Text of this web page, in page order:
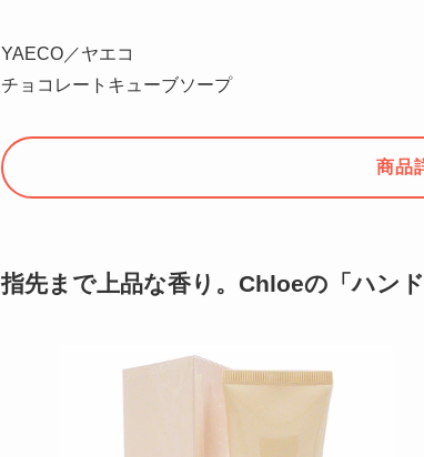
YAECO／ヤエコ
チョコレートキューブソープ
商品
指先まで上品な香り。Chloeの「ハンド